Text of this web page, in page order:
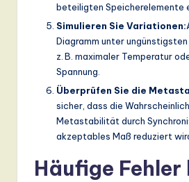
beteiligten Speicherelemente
Simulieren Sie Variationen:
Diagramm unter
z. B. maximaler Temperatur
Spannung.
Überprüfen Sie die
sicher, dass die
Metastabilität durch
akzeptables Maß reduziert
Häufige Fehler